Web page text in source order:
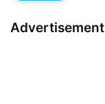
Advertisement